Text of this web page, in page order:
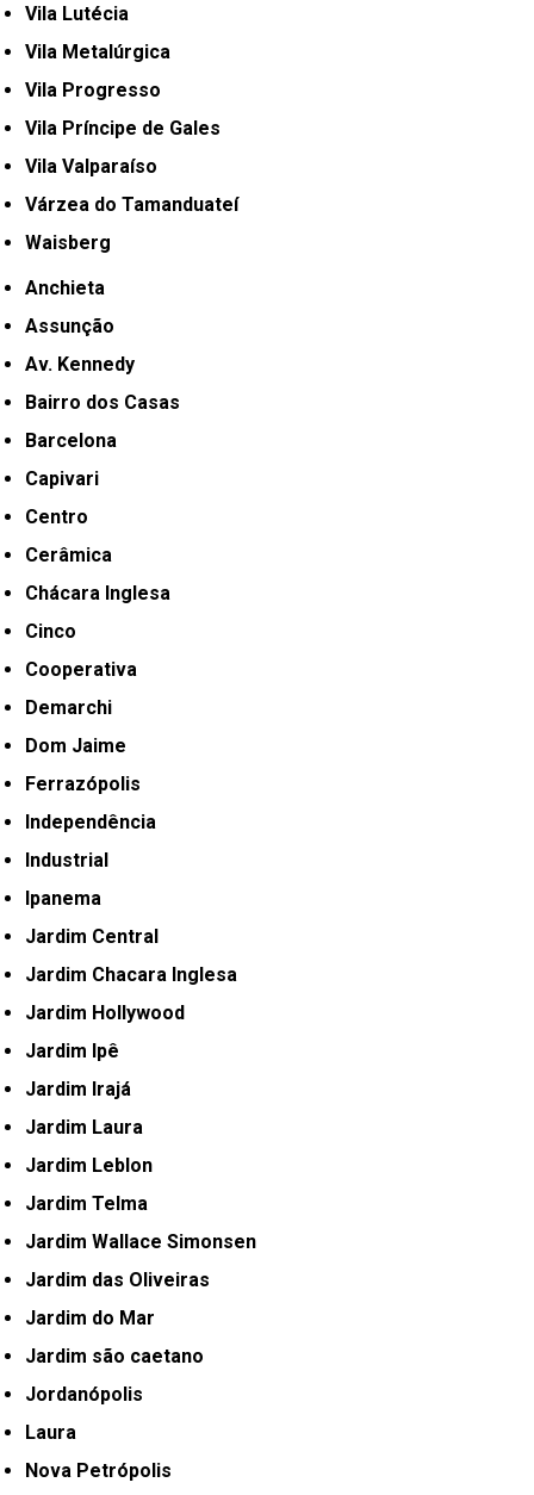
Vila Lutécia
Vila Metalúrgica
Vila Progresso
Vila Príncipe de Gales
Vila Valparaíso
Várzea do Tamanduateí
Waisberg
Anchieta
Assunção
Av. Kennedy
Bairro dos Casas
Barcelona
Capivari
Centro
Cerâmica
Chácara Inglesa
Cinco
Cooperativa
Demarchi
Dom Jaime
Ferrazópolis
Independência
Industrial
Ipanema
Jardim Central
Jardim Chacara Inglesa
Jardim Hollywood
Jardim Ipê
Jardim Irajá
Jardim Laura
Jardim Leblon
Jardim Telma
Jardim Wallace Simonsen
Jardim das Oliveiras
Jardim do Mar
Jardim são caetano
Jordanópolis
Laura
Nova Petrópolis